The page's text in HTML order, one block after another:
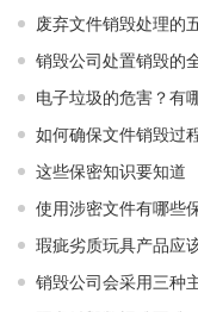
废弃文件销毁处理的
销毁公司处置销毁的
电子垃圾的危害？有
如何确保文件销毁过
这些保密知识要知道
使用涉密文件有哪些
瑕疵劣质玩具产品应
销毁公司会采用三种